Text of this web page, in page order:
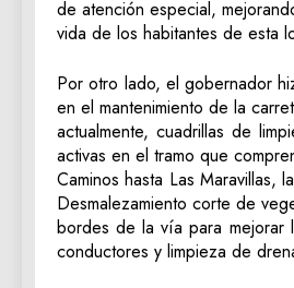
de atención especial,
vida de los habitantes de esta
‎Por otro lado, el gobernador
en el mantenimiento de la
actualmente, cuadrillas de
activas en el tramo que
Caminos hasta Las Maravillas,
Desmalezamiento corte de
bordes de la vía para mejorar
conductores y limpieza de